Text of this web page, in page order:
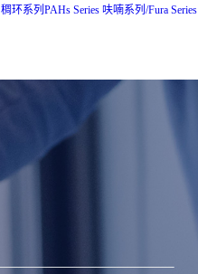
稠环系列PAHs Series 呋喃系列/Fura Series